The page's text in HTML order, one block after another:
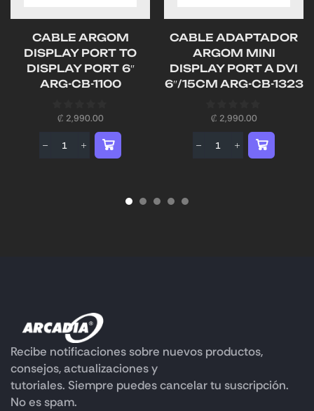
CABLE ARGOM
DISPLAY PORT TO
DISPLAY PORT 6″
ARG-CB-1100
₡ 2,990.00
CABLE ADAPTADOR
ARGOM MINI
DISPLAY PORT A DVI
6″/15CM ARG-CB-1323
₡ 2,990.00
Recibe notificaciones sobre nuevos productos,
consejos, actualizaciones y
tutoriales. Siempre puedes cancelar tu suscripción.
No es spam.